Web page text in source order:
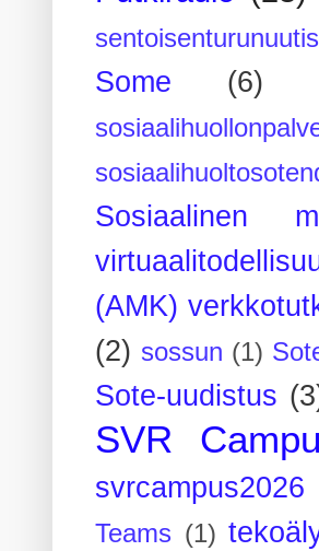
Some (6)
Sosiaalinen
(AMK)
(2) sossun (1)
Sote-uudistus
SVR
svrcampus2026
Teams (1)